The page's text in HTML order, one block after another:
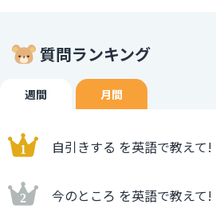
質問ランキング
週間 月間
自引きする を英語で教えて!
今のところ を英語で教えて!